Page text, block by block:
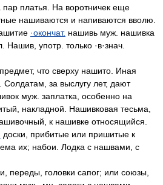
пар платья. На воротничек еще
нашиваются и напиваются вволю.
·окончат. нашивь муж. нашивка
Нашив, употр. только ·в·знач.
что сверху нашито. Иная
за выслугу лет, дают
муж. заплатка, особенно на
накладной. Нашивковая тесьма,
к нашивке относящийся.
доски, прибитые или пришитые к
их; набои. Лодка с нашвами, с
переды, головки сапог; или союзы,